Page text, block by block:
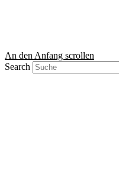
An den Anfang scrollen
Search